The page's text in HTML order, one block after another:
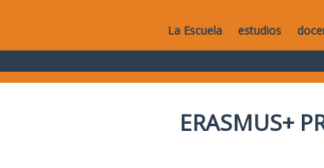
La Escuela estudios
ERASMUS+